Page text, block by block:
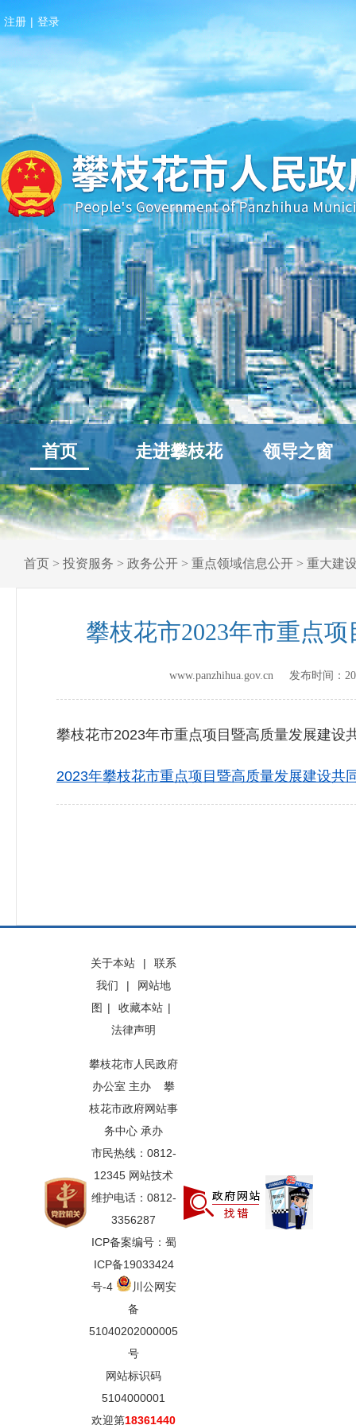
注册 | 登录
首页 走进攀枝花 领导之窗
首页 > 投资服务 > 政务公开 > 重点领域信息公开 > 重大建
攀枝花市2023年市重点
www.panzhihua.gov.cn 发布时间：
攀枝花市2023年市重点项目暨高质量发展建设
2023年攀枝花市重点项目暨高质量发展建设共
关于本站 |
联系
我们
|
网站地
图 | 收藏本站 |
法律声明
攀枝花市人民政府
办公室 主办 攀
枝花市政府网站事
务中心 承办
市民热线：0812-
12345 网站技术
维护电话：0812-
3356287
ICP备案编号：蜀
ICP备19033424
号-4
川公网安
备
51040202000005
号
网站标识码
5104000001
欢迎第18361440